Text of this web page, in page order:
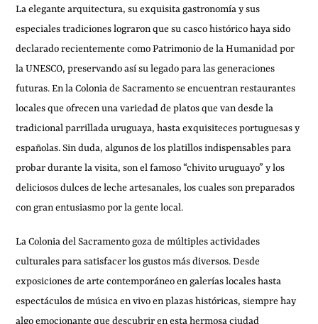
La elegante arquitectura, su exquisita gastronomía y sus
especiales tradiciones lograron que su casco histórico haya sido
declarado recientemente como Patrimonio de la Humanidad por
la UNESCO, preservando así su legado para las generaciones
futuras. En la Colonia de Sacramento se encuentran restaurantes
locales que ofrecen una variedad de platos que van desde la
tradicional parrillada uruguaya, hasta exquisiteces portuguesas y
españolas. Sin duda, algunos de los platillos indispensables para
probar durante la visita, son el famoso “chivito uruguayo” y los
deliciosos dulces de leche artesanales, los cuales son preparados
con gran entusiasmo por la gente local.
La Colonia del Sacramento goza de múltiples actividades
culturales para satisfacer los gustos más diversos. Desde
exposiciones de arte contemporáneo en galerías locales hasta
espectáculos de música en vivo en plazas históricas, siempre hay
algo emocionante que descubrir en esta hermosa ciudad